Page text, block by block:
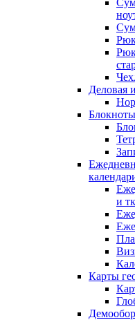
Деловая
и
Карты